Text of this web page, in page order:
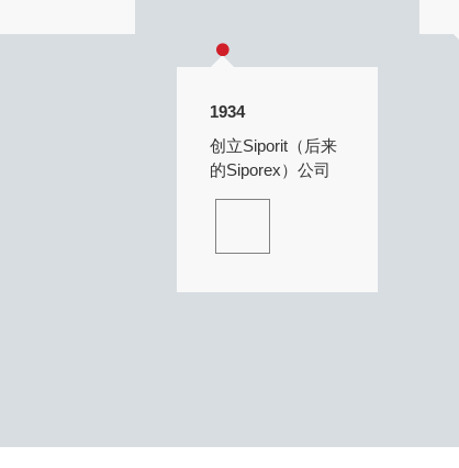
1934
创立Siporit（后来
的Siporex）公司